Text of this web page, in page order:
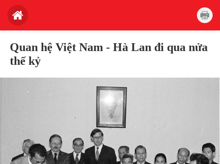
Quan hệ Việt Nam - Hà Lan đi qua nửa
thế kỷ